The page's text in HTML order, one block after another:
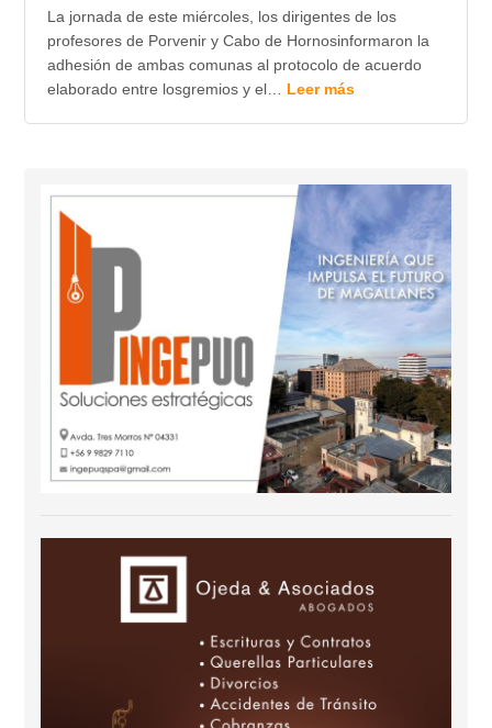
La jornada de este miércoles, los dirigentes de los
profesores de Porvenir y Cabo de Hornosinformaron la
adhesión de ambas comunas al protocolo de acuerdo
elaborado entre losgremios y el… Leer más